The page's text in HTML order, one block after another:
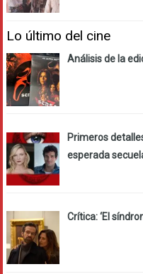
Lo último del cine
Análisis de la
Primeros
esperada
Crítica: ‘El